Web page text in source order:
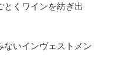
とくワインを紡ぎ出
ないインヴェストメン